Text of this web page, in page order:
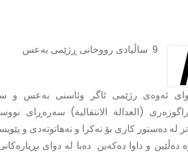
9 ساڵیادی رووخانی ڕژێمی بەعس
ئەوەی رژێمی ئاگر وئاسنی بەعس و
(العدالة الانتقالية) سەرەڕای
لە دەستور کاری بۆ نەکرا و نەهاتوتەدی و
دەڵێین و داوا دەکەین دەبا لە دوای